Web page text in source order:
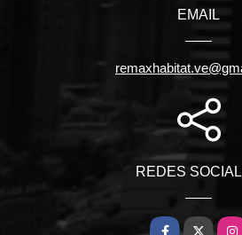
EMAIL
REDES
Facebook
X